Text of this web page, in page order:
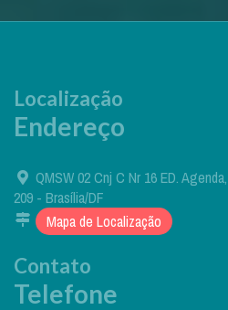
Localização
Endereço
QMSW 02 Cnj C Nr 16 ED.
209 - Brasília/DF
Mapa de Localização
Contato
Telefone